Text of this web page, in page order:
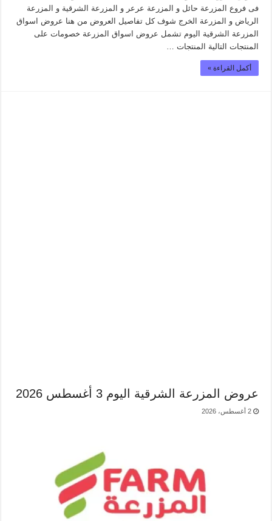
فى فروع المزرعة حائل و المزرعة عرعر و المزرعة الشرقية و المزرعة
الرياض و المزرعة الخرج شوف كل تفاصيل العروض من هنا عروض اسواق
المزرعة الشرقية اليوم تشمل عروض اسواق المزرعة خصومات على
المنتجات التالية المنتجات …
أكمل القراءة »
عروض المزرعة الشرقية اليوم 3 أغسطس 2026
2 أغسطس، 2026